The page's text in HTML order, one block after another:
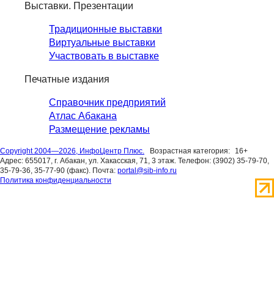
Выставки. Презентации
Традиционные выставки
Виртуальные выставки
Участвовать в выставке
Печатные издания
Справочник предприятий
Атлас Абакана
Размещение рекламы
Copyright 2004—2026, ИнфоЦентр Плюс. Возрастная категория:
16+
Адрес: 655017, г. Абакан, ул. Хакасская, 71, 3 этаж. Телефон: (3902) 35-79-70,
35-79-36, 35-77-90 (факс). Почта: portal@sib-info.ru
Политика конфиденциальности